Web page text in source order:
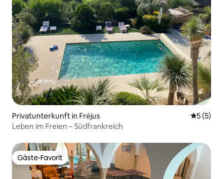
Privatunterkunft in Fréjus
5 (5)
Leben im Freien – Südfrankreich
Gäste-Favorit
Gäste-Favorit